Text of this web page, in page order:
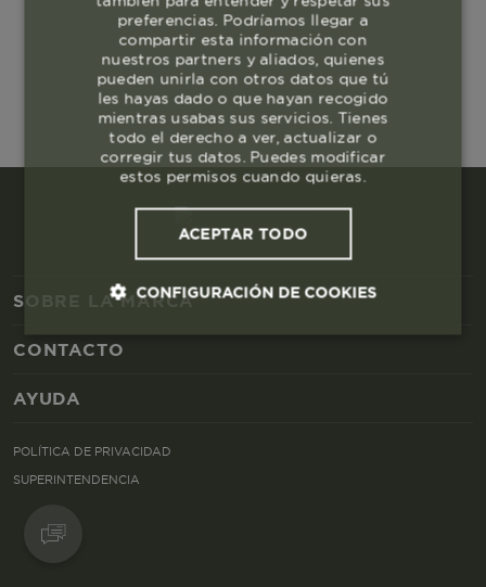
SOBRE LA MARCA
CONTACTO
AYUDA
POLÍTICA DE PRIVACIDAD
SUPERINTENDENCIA
preferencias. Podríamos llegar a
compartir esta información con
nuestros partners y aliados, quienes
pueden unirla con otros datos que tú
les hayas dado o que hayan recogido
mientras usabas sus servicios. Tienes
todo el derecho a ver, actualizar o
corregir tus datos. Puedes modificar
estos permisos cuando quieras.
ACEPTAR TODO
CONFIGURACIÓN DE COOKIES